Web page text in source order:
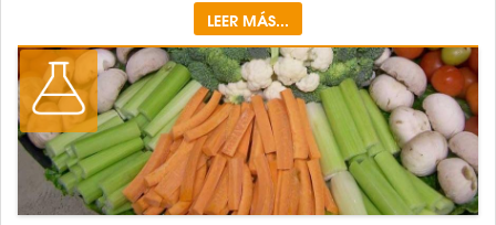
LEER MÁS...